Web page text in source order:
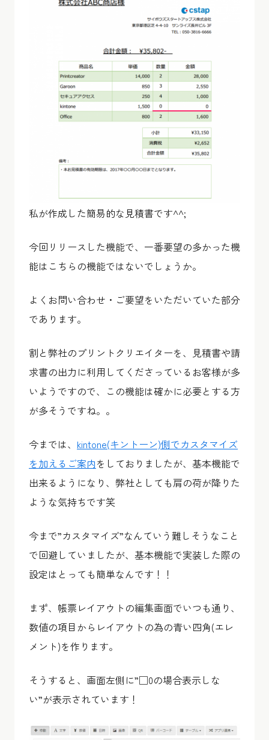
私が作成した簡易的な見積書です^^;
今回リリースした機能で、一番要望の多かった機
能はこちらの機能ではないでしょうか。
よくお問い合わせ・ご要望をいただいていた部分
であります。
割と弊社のプリントクリエイターを、見積書や請
求書の出力に利用してくださっているお客様が多
いようですので、この機能は確かに必要とする方
が多そうですね。。
今までは、 kintone(キントーン)側でカスタマイズ
を加えるご案内をしておりましたが、基本機能で
出来るようになり、弊社としても肩の荷が降りた
ような気持ちです笑
今まで”カスタマイズ”なんていう難しそうなこと
で回避していましたが、基本機能で実装した際の
設定はとっても簡単なんです！！
まず、帳票レイアウトの編集画面でいつも通り、
数値の項目からレイアウトの為の青い四角(エレ
メント)を作ります。
そうすると、画面左側に”□0の場合表示しな
い”が表示されています！